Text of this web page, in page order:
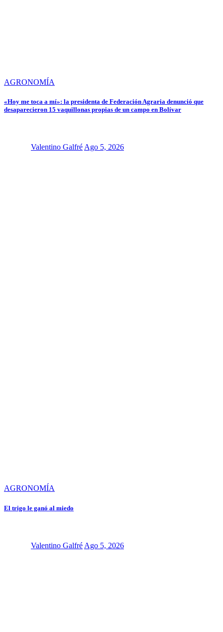
AGRONOMÍA
«Hoy me toca a mí»: la presidenta de Federación Agraria denunció que
desaparecieron 15 vaquillonas propias de un campo en Bolívar
Valentino GalfréAgo 5, 2026
AGRONOMÍA
El trigo le ganó al miedo
Valentino Galfré Ago 5, 2026